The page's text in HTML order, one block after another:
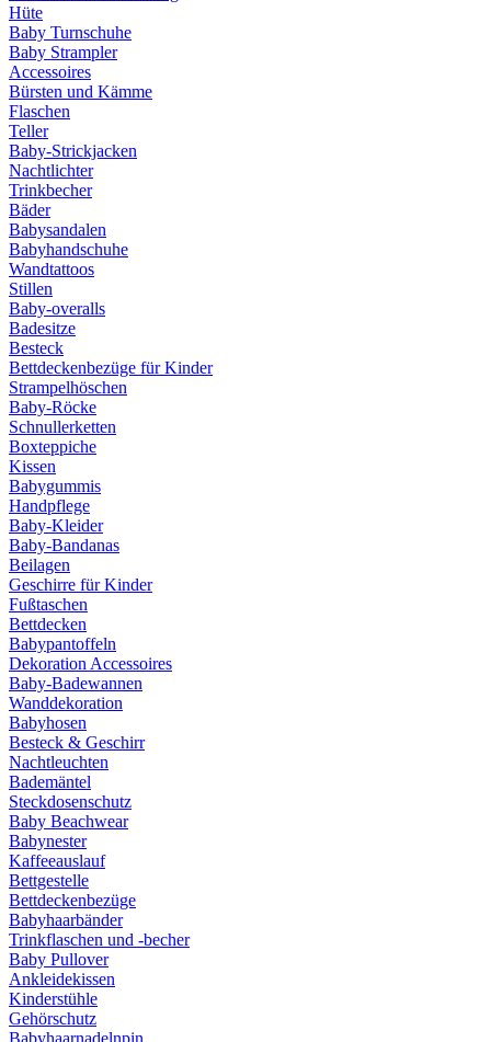
Hüte
Baby Turnschuhe
Baby Strampler
Accessoires
Bürsten und Kämme
Flaschen
Teller
Baby-Strickjacken
Nachtlichter
Trinkbecher
Bäder
Babysandalen
Babyhandschuhe
Wandtattoos
Stillen
Baby-overalls
Badesitze
Besteck
Bettdeckenbezüge für Kinder
Strampelhöschen
Baby-Röcke
Schnullerketten
Boxteppiche
Kissen
Babygummis
Handpflege
Baby-Kleider
Baby-Bandanas
Beilagen
Geschirre für Kinder
Fußtaschen
Bettdecken
Babypantoffeln
Dekoration Accessoires
Baby-Badewannen
Wanddekoration
Babyhosen
Besteck & Geschirr
Nachtleuchten
Bademäntel
Steckdosenschutz
Baby Beachwear
Babynester
Kaffeeauslauf
Bettgestelle
Bettdeckenbezüge
Babyhaarbänder
Trinkflaschen und -becher
Baby Pullover
Ankleidekissen
Kinderstühle
Gehörschutz
Babyhaarnadelnpin